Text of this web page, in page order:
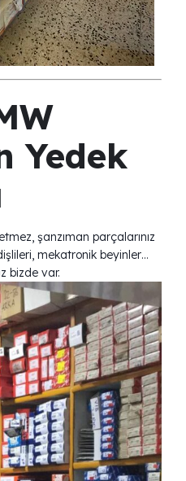
Yedek
şanzıman parçalarınız
mekatronik beyinler…
bizde var.